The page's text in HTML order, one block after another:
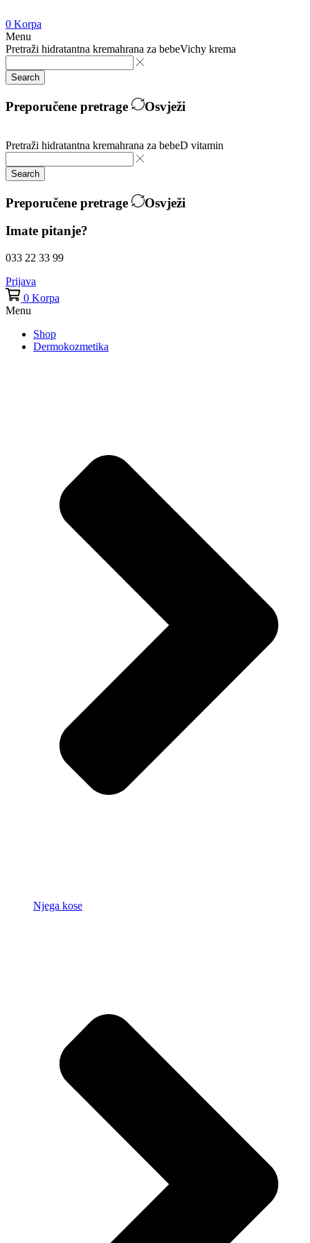
0 Korpa
Menu
Pretraži hidratantna kremahrana za bebeVichy krema
Search
Preporučene pretrage Osvježi
Pretraži hidratantna kremahrana za bebeD vitamin
Search
Preporučene pretrage
Osvježi
Imate pitanje?
033 22 33 99
Prijava
0 Korpa
Menu
Shop
Dermokozmetika
Njega kose